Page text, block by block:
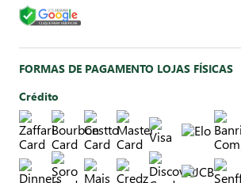
FORMAS DE PAGAMENTO LOJAS FÍSICAS
Crédito